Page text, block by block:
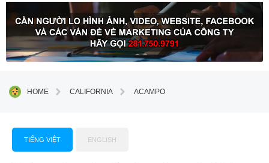
HOME CALIFORNIA ACAMPO
TIẾNG VIỆT ENGLISH